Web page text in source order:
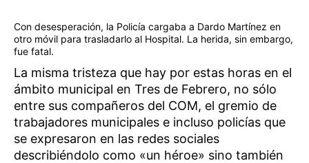
Con desesperación, la Policía cargaba a Dardo Martínez en
otro móvil para trasladarlo al Hospital. La herida, sin embargo,
fue fatal.
La misma tristeza que hay por estas horas en el
ámbito municipal en Tres de Febrero, no sólo
entre sus compañeros del COM, el gremio de
trabajadores municipales e incluso policías que
se expresaron en las redes sociales
describiéndolo como «un héroe» sino también